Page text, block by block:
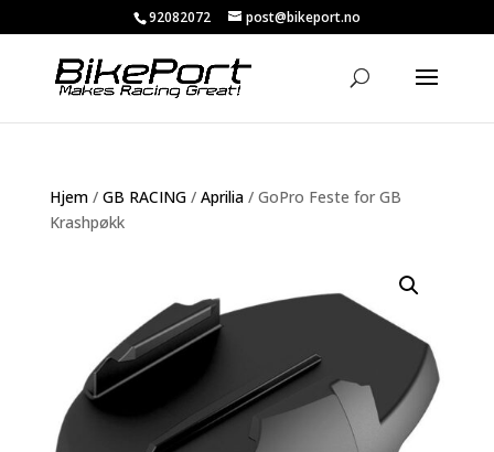
92082072 post@bikeport.no
Hjem/ GB RACING/ Aprilia/ GoPro Feste for GB
Krashpøkk